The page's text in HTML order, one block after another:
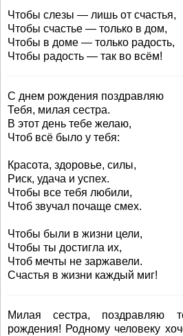
Чтобы слезы — лишь от счастья,
Чтобы счастье — только в дом,
Чтобы в доме — только радость,
Чтобы радость — так во всём!
С днем рождения поздравляю
Тебя, милая сестра.
В этот день тебе желаю,
Чтоб всё было у тебя:
Красота, здоровье, силы,
Риск, удача и успех.
Чтобы все тебя любили,
Чтоб звучал почаще смех.
Чтобы были в жизни цели,
Чтобы ты достигла их,
Чтоб мечты не заржавели.
Счастья в жизни каждый миг!
Милая сестра, поздравляю
рождения! Родному человеку